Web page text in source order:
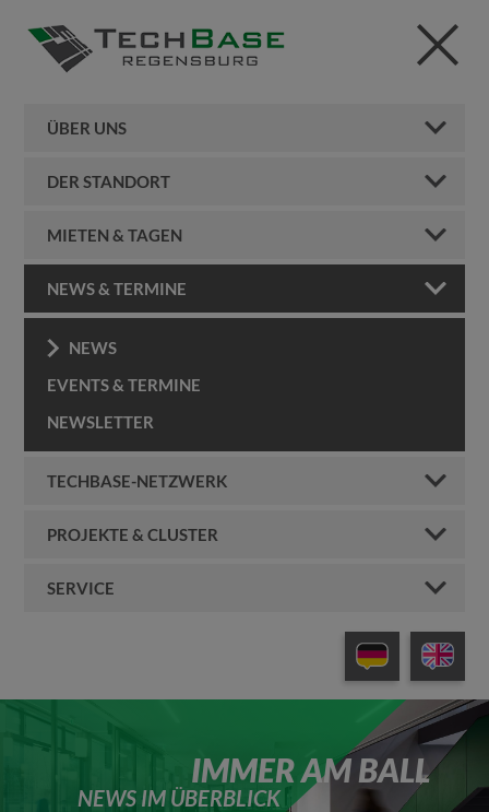
ÜBER UNS
DER STANDORT
MIETEN & TAGEN
NEWS & TERMINE
NEWS
EVENTS & TERMINE
NEWSLETTER
TECHBASE-NETZWERK
PROJEKTE & CLUSTER
SERVICE
IMMER AM BALL
NEWS IM ÜBERBLICK